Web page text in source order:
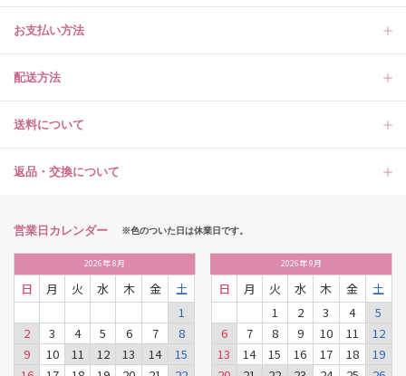
お支払い方法
配送方法
送料について
返品・交換について
営業日カレンダー ※色のついた日は休業日です。
2026年8月
日 月 火 水 木 金
土
1
2
3 4 5 6 7
8
9
10 11 12 13 14
15
2026年9月
日 月 火 水 木 金
土
1
2 3 4
5
6
7 8 9 10 11
12
13
14 15 16 17 18
19